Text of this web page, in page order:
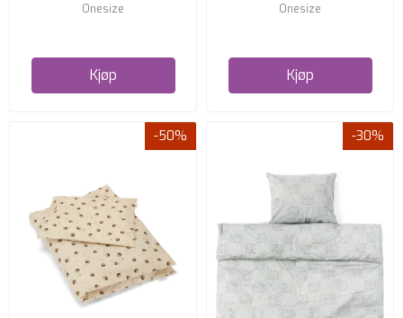
Onesize
Kjøp
Onesize
Kjøp
-50% -30%